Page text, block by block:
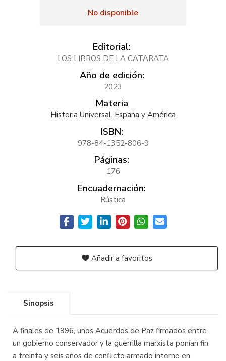
No disponible
Editorial:
LOS LIBROS DE LA CATARATA
Año de edición:
2023
Materia
Historia Universal. España y América
ISBN:
978-84-1352-806-9
Páginas:
176
Encuadernación:
Rústica
Añadir a favoritos
Sinopsis
A finales de 1996, unos Acuerdos de Paz firmados entre
un gobierno conservador y la guerrilla marxista ponían fin
a treinta y seis años de conflicto armado interno en